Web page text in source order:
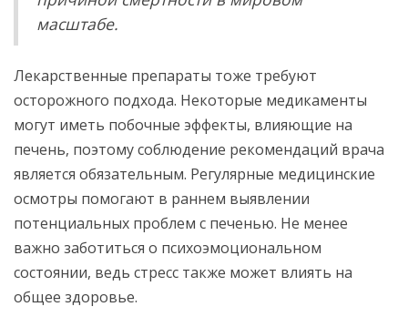
масштабе.
Лекарственные препараты тоже требуют
осторожного подхода. Некоторые медикаменты
могут иметь побочные эффекты, влияющие на
печень, поэтому соблюдение рекомендаций врача
является обязательным. Регулярные медицинские
осмотры помогают в раннем выявлении
потенциальных проблем с печенью. Не менее
важно заботиться о психоэмоциональном
состоянии, ведь стресс также может влиять на
общее здоровье.